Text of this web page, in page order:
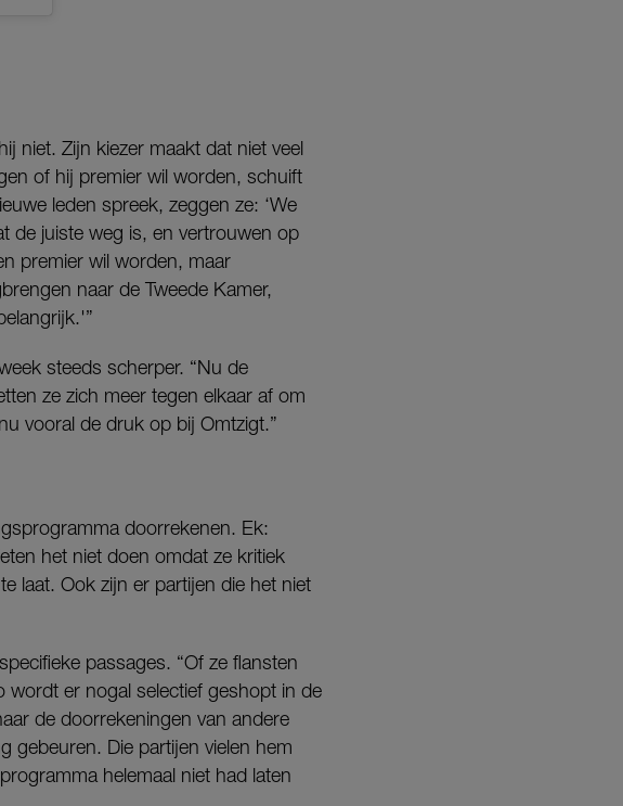
niet. Zijn kiezer maakt dat niet veel
of hij premier wil worden, schuift
leden spreek, zeggen ze: ‘We
de juiste weg is, en vertrouwen op
premier wil worden, maar
naar de Tweede Kamer,
steeds scherper. “Nu de
ze zich meer tegen elkaar af om
vooral de druk op bij Omtzigt.”
doorrekenen. Ek:
het niet doen omdat ze kritiek
laat. Ook zijn er partijen die het niet
passages. “Of ze flansten
wordt er nogal selectief geshopt in de
de doorrekeningen van andere
gebeuren. Die partijen vielen hem
helemaal niet had laten